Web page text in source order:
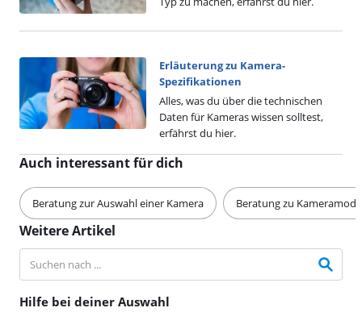
Erläuterung zu Kamera-
Spezifikationen
Alles, was du über die technischen
Daten für Kameras wissen solltest,
erfährst du hier.
Auch interessant für dich
Beratung zur Auswahl einer Kamera Beratung zu
Weitere Artikel
Hilfe bei deiner Auswahl